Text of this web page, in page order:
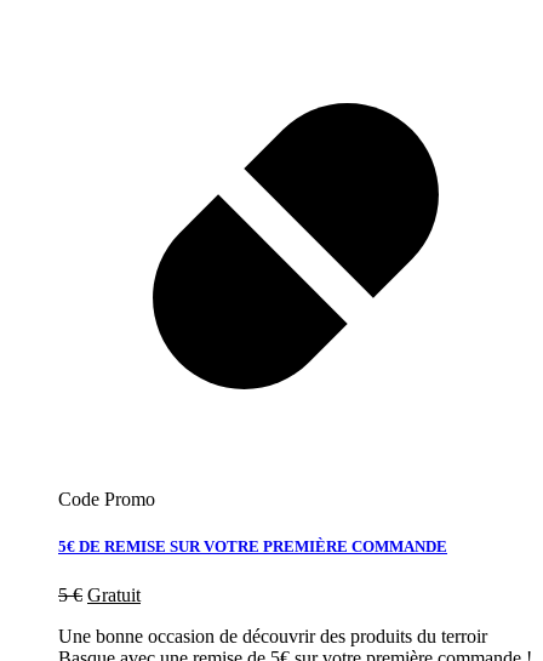
Code Promo
5€ DE REMISE SUR VOTRE PREMIÈRE COMMANDE
5€ Gratuit
Une bonne occasion de découvrir des produits du terroir